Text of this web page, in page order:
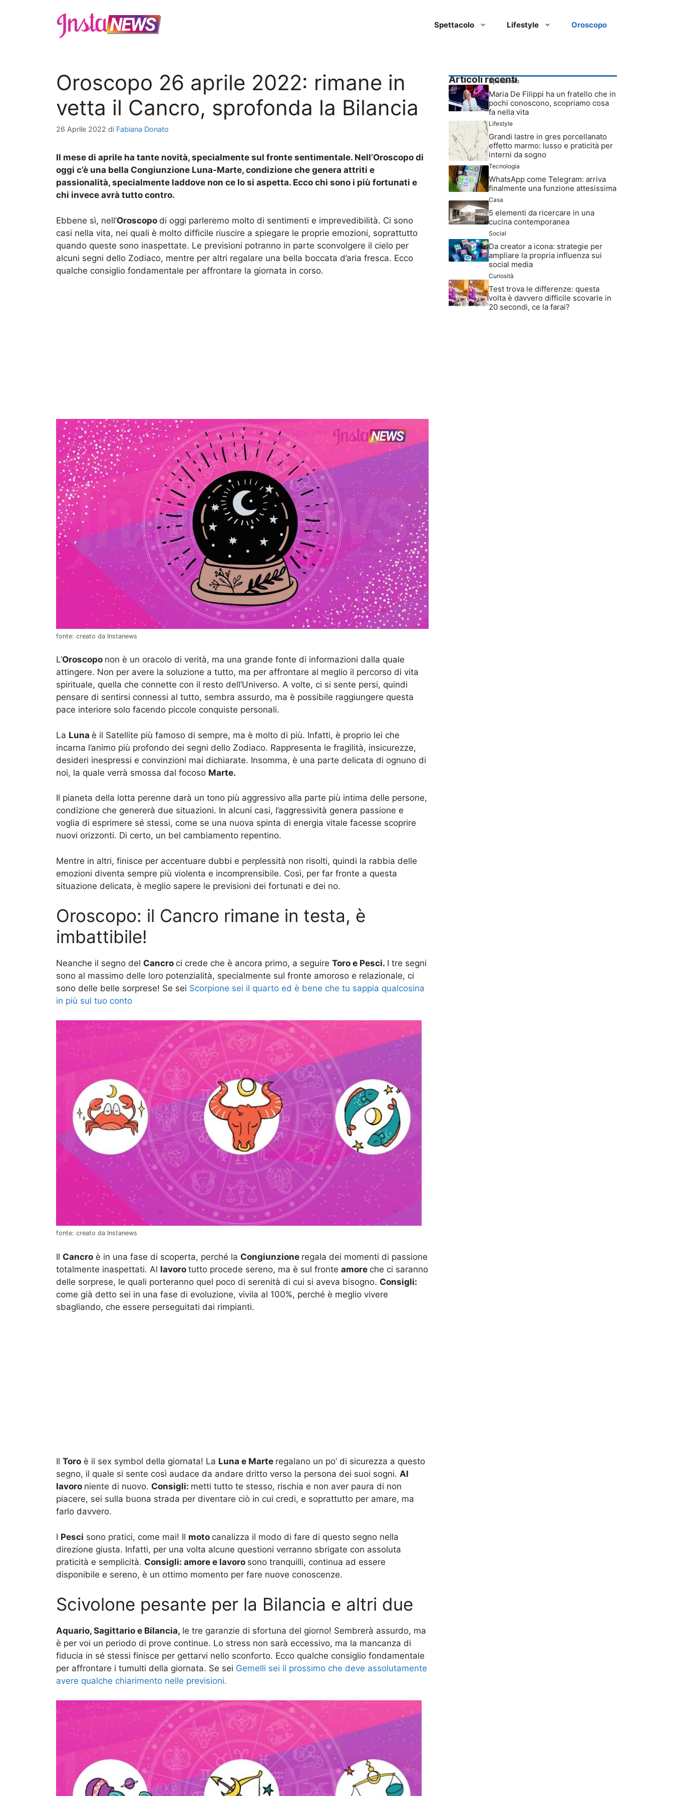
Spettacolo Lifestyle Oroscopo
Oroscopo 26 aprile 2022: rimane in
vetta il Cancro, sprofonda la Bilancia
26 Aprile 2022 di Fabiana Donato
Il mese di aprile ha tante novità, specialmente sul fronte sentimentale. Nell’Oroscopo di
oggi c’è una bella Congiunzione Luna-Marte, condizione che genera attriti e
passionalità, specialmente laddove non ce lo si aspetta. Ecco chi sono i più fortunati e
chi invece avrà tutto contro.
Ebbene sì, nell’Oroscopo di oggi parleremo molto di sentimenti e imprevedibilità. Ci sono
casi nella vita, nei quali è molto difficile riuscire a spiegare le proprie emozioni, soprattutto
quando queste sono inaspettate. Le previsioni potranno in parte sconvolgere il cielo per
alcuni segni dello Zodiaco, mentre per altri regalare una bella boccata d’aria fresca. Ecco
qualche consiglio fondamentale per affrontare la giornata in corso.
fonte: creato da Instanews
L’Oroscopo non è un oracolo di verità, ma una grande fonte di informazioni dalla quale
attingere. Non per avere la soluzione a tutto, ma per affrontare al meglio il percorso di vita
spirituale, quella che connette con il resto dell’Universo. A volte, ci si sente persi, quindi
pensare di sentirsi connessi al tutto, sembra assurdo, ma è possibile raggiungere questa
pace interiore solo facendo piccole conquiste personali.
La Luna è il Satellite più famoso di sempre, ma è molto di più. Infatti, è proprio lei che
incarna l’animo più profondo dei segni dello Zodiaco. Rappresenta le fragilità, insicurezze,
desideri inespressi e convinzioni mai dichiarate. Insomma, è una parte delicata di ognuno di
noi, la quale verrà smossa dal focoso Marte.
Il pianeta della lotta perenne darà un tono più aggressivo alla parte più intima delle persone,
condizione che genererà due situazioni. In alcuni casi, l’aggressività genera passione e
voglia di esprimere sé stessi, come se una nuova spinta di energia vitale facesse scoprire
nuovi orizzonti. Di certo, un bel cambiamento repentino.
Mentre in altri, finisce per accentuare dubbi e perplessità non risolti, quindi la rabbia delle
emozioni diventa sempre più violenta e incomprensibile. Così, per far fronte a questa
situazione delicata, è meglio sapere le previsioni dei fortunati e dei no.
Oroscopo: il Cancro rimane in testa, è
imbattibile!
Neanche il segno del Cancro ci crede che è ancora primo, a seguire Toro e Pesci. I tre segni
sono al massimo delle loro potenzialità, specialmente sul fronte amoroso e relazionale, ci
sono delle belle sorprese! Se sei Scorpione sei il quarto ed è bene che tu sappia qualcosina
in più sul tuo conto
fonte: creato da Instanews
Il Cancro è in una fase di scoperta, perché la Congiunzione regala dei momenti di passione
totalmente inaspettati. Al lavoro tutto procede sereno, ma è sul fronte amore che ci saranno
delle sorprese, le quali porteranno quel poco di serenità di cui si aveva bisogno. Consigli:
come già detto sei in una fase di evoluzione, vivila al 100%, perché è meglio vivere
sbagliando, che essere perseguitati dai rimpianti.
Il Toro è il sex symbol della giornata! La Luna e Marte regalano un po’ di sicurezza a questo
segno, il quale si sente così audace da andare dritto verso la persona dei suoi sogni. Al
lavoro niente di nuovo. Consigli: metti tutto te stesso, rischia e non aver paura di non
piacere, sei sulla buona strada per diventare ciò in cui credi, e soprattutto per amare, ma
farlo davvero.
I Pesci sono pratici, come mai! Il moto canalizza il modo di fare di questo segno nella
direzione giusta. Infatti, per una volta alcune questioni verranno sbrigate con assoluta
praticità e semplicità. Consigli: amore e lavoro sono tranquilli, continua ad essere
disponibile e sereno, è un ottimo momento per fare nuove conoscenze.
Scivolone pesante per la Bilancia e altri due
Aquario, Sagittario e Bilancia, le tre garanzie di sfortuna del giorno! Sembrerà assurdo, ma
è per voi un periodo di prove continue. Lo stress non sarà eccessivo, ma la mancanza di
fiducia in sé stessi finisce per gettarvi nello sconforto. Ecco qualche consiglio fondamentale
per affrontare i tumulti della giornata. Se sei Gemelli sei il prossimo che deve assolutamente
avere qualche chiarimento nelle previsioni.
Articoli recenti
Spettacolo
Maria De Filippi ha un fratello che in
pochi conoscono, scopriamo cosa
fa nella vita
Lifestyle
Grandi lastre in gres porcellanato
effetto marmo: lusso e praticità per
interni da sogno
Tecnologia
WhatsApp come Telegram: arriva
finalmente una funzione attesissima
Casa
5 elementi da ricercare in una
cucina contemporanea
Social
Da creator a icona: strategie per
ampliare la propria influenza sui
social media
Curiosità
Test trova le differenze: questa
volta è davvero difficile scovarle in
20 secondi, ce la farai?